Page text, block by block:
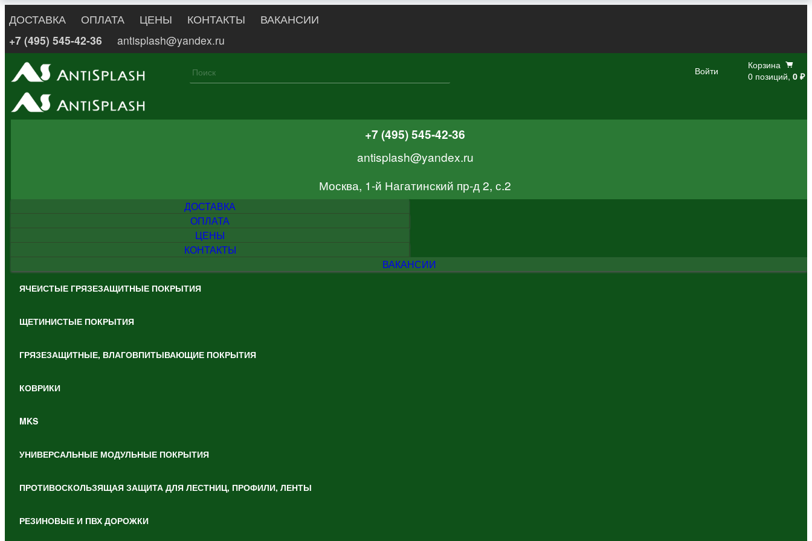
ДОСТАВКА ОПЛАТА ЦЕНЫ КОНТАКТЫ
ВАКАНСИИ
+7 (495) 545-42-36
antisplash@yandex.ru
Войти
Корзина
0 позиций, 0 ₽
+7 (495) 545-42-36
antisplash@yandex.ru
Москва, 1-й Нагатинский пр-д 2, с.2
ДОСТАВКА
ОПЛАТА
ЦЕНЫ
КОНТАКТЫ
ВАКАНСИИ
ЯЧЕИСТЫЕ ГРЯЗЕЗАЩИТНЫЕ ПОКРЫТИЯ
ЩЕТИНИСТЫЕ ПОКРЫТИЯ
ГРЯЗЕЗАЩИТНЫЕ, ВЛАГОВПИТЫВАЮЩИЕ ПОКРЫТИЯ
КОВРИКИ
MKS
УНИВЕРСАЛЬНЫЕ МОДУЛЬНЫЕ ПОКРЫТИЯ
ПРОТИВОСКОЛЬЗЯЩАЯ ЗАЩИТА ДЛЯ ЛЕСТНИЦ, ПРОФИЛИ, ЛЕНТЫ
РЕЗИНОВЫЕ И ПВХ ДОРОЖКИ